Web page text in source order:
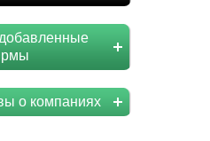
о компаниях